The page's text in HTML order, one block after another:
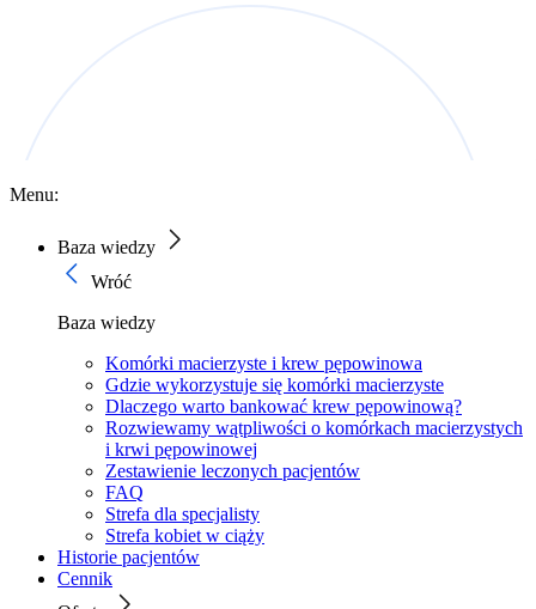
Menu:
Baza wiedzy
Wróć
Baza wiedzy
Komórki macierzyste i krew pępowinowa
Gdzie wykorzystuje się komórki macierzyste
Dlaczego warto bankować krew pępowinową?
Rozwiewamy wątpliwości o komórkach macierzystych
i krwi pępowinowej
Zestawienie leczonych pacjentów
FAQ
Strefa dla specjalisty
Strefa kobiet w ciąży
Historie pacjentów
Cennik